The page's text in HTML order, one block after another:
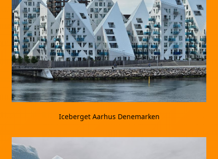
Iceberget Aarhus Denemarken